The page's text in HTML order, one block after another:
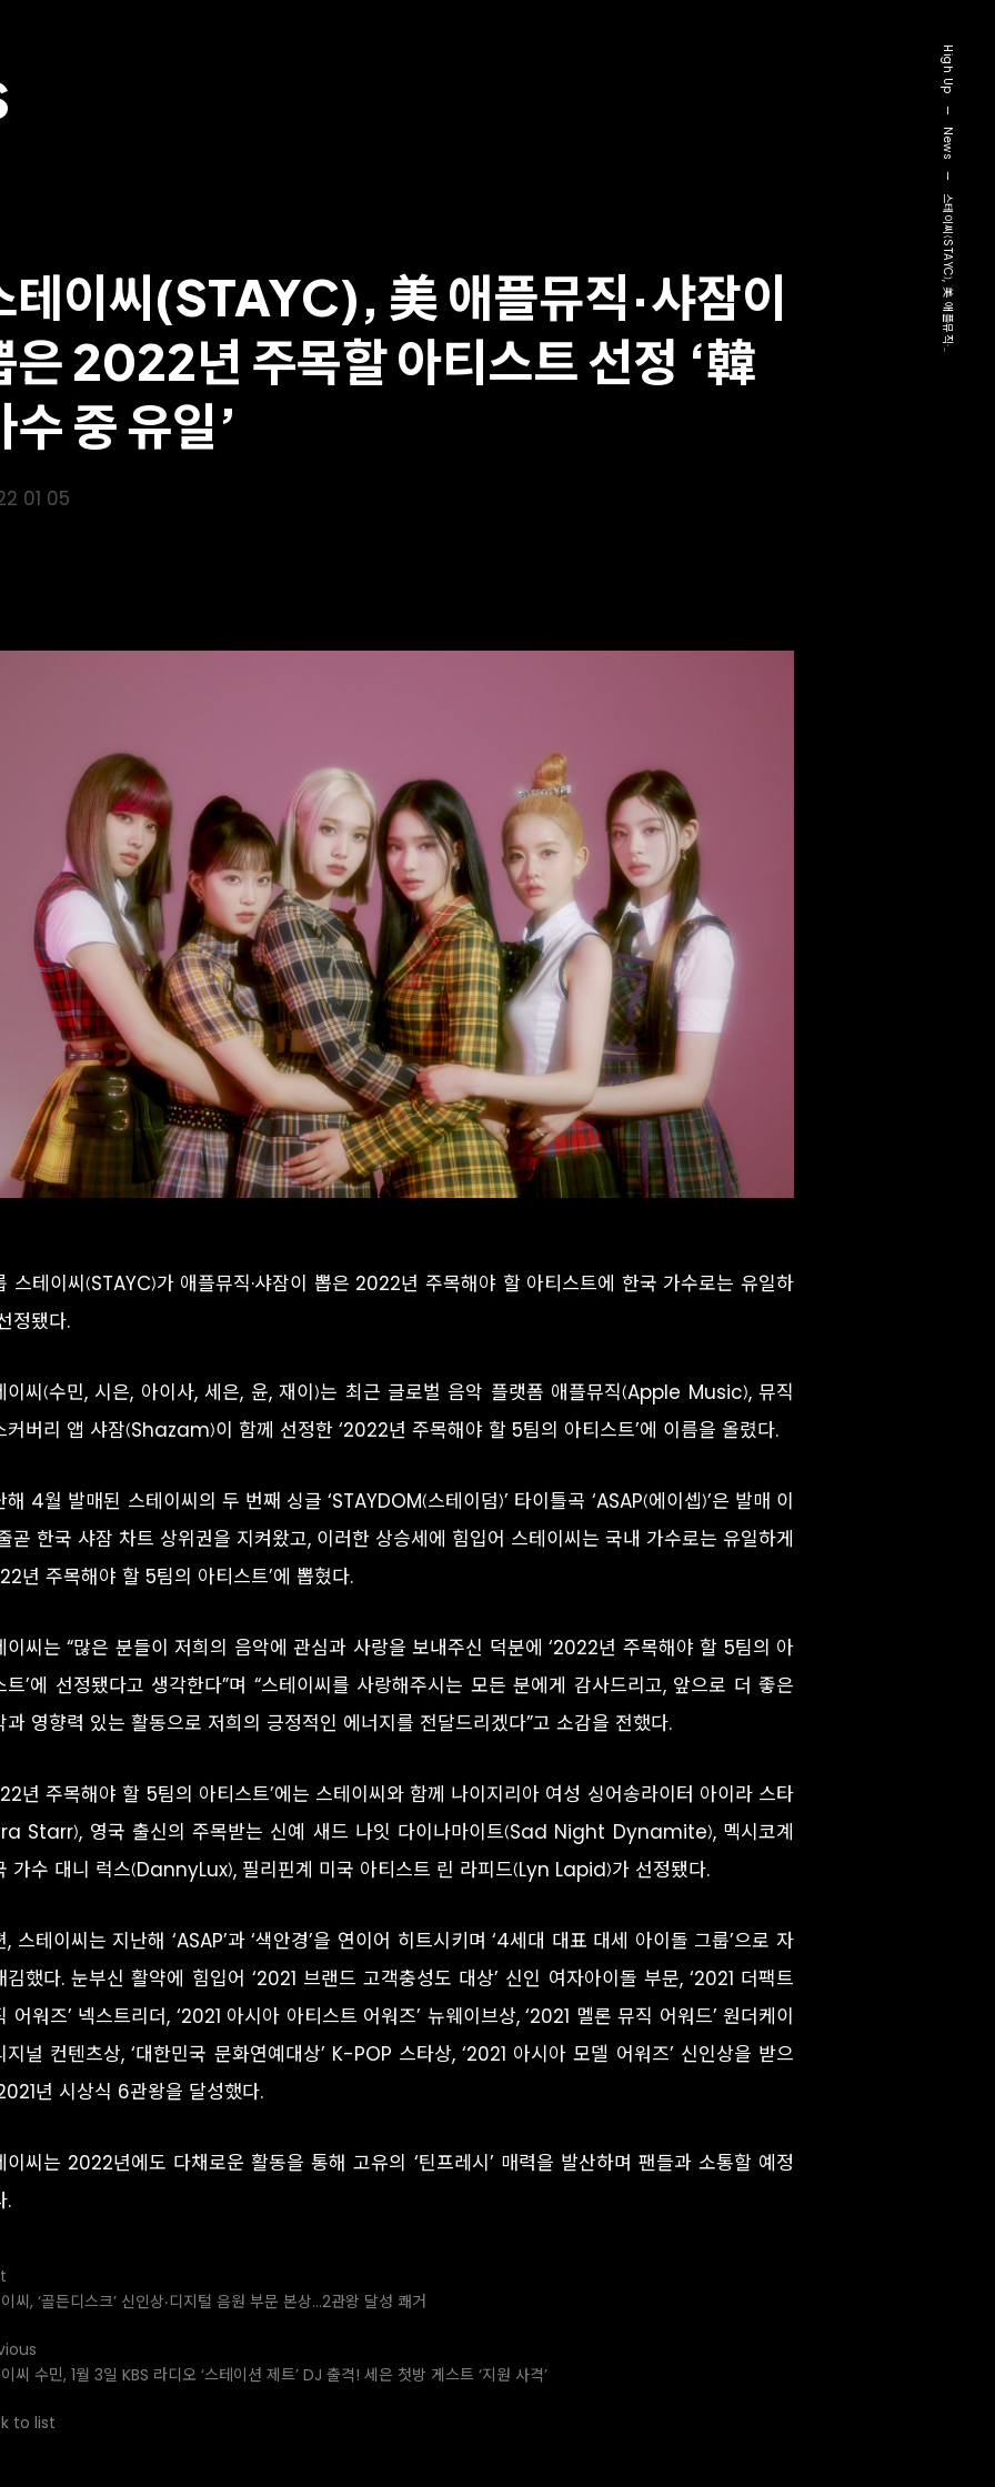
테이씨(STAYC), 美 애플뮤직·샤잠이
은 2022년 주목할 아티스트 선정 ‘韓
수 중 유일’
01 05
스테이씨(STAYC)가 애플뮤직·샤잠이 뽑은 2022년 주목해야 할 아티스트에 한국 가수로는 유일하
정됐다.
이씨(수민, 시은, 아이사, 세은, 윤, 재이)는 최근 글로벌 음악 플랫폼 애플뮤직(Apple Music), 뮤직
커버리 앱 샤잠(Shazam)이 함께 선정한 ‘2022년 주목해야 할 5팀의 아티스트’에 이름을 올렸다.
해 4월 발매된 스테이씨의 두 번째 싱글 ‘STAYDOM(스테이덤)’ 타이틀곡 ‘ASAP(에이셉)’은 발매 이
곧 한국 샤잠 차트 상위권을 지켜왔고, 이러한 상승세에 힘입어 스테이씨는 국내 가수로는 유일하게
년 주목해야 할 5팀의 아티스트’에 뽑혔다.
이씨는 “많은 분들이 저희의 음악에 관심과 사랑을 보내주신 덕분에 ‘2022년 주목해야 할 5팀의 아
트’에 선정됐다고 생각한다”며 “스테이씨를 사랑해주시는 모든 분에게 감사드리고, 앞으로 더 좋은
과 영향력 있는 활동으로 저희의 긍정적인 에너지를 전달드리겠다”고 소감을 전했다.
년 주목해야 할 5팀의 아티스트’에는 스테이씨와 함께 나이지리아 여성 싱어송라이터 아이라 스타
Starr), 영국 출신의 주목받는 신예 새드 나잇 다이나마이트(Sad Night Dynamite), 멕시코계
가수 대니 럭스(DannyLux), 필리핀계 미국 아티스트 린 라피드(Lyn Lapid)가 선정됐다.
, 스테이씨는 지난해 ‘ASAP’과 ‘색안경’을 연이어 히트시키며 ‘4세대 대표 대세 아이돌 그룹’으로 자
김했다. 눈부신 활약에 힘입어 ‘2021 브랜드 고객충성도 대상’ 신인 여자아이돌 부문, ‘2021 더팩트
어워즈’ 넥스트리더, ‘2021 아시아 아티스트 어워즈’ 뉴웨이브상, ‘2021 멜론 뮤직 어워드’ 원더케이
지널 컨텐츠상, ‘대한민국 문화연예대상’ K-POP 스타상, ‘2021 아시아 모델 어워즈’ 신인상을 받으
년 시상식 6관왕을 달성했다.
이씨는 2022년에도 다채로운 활동을 통해 고유의 ‘틴프레시’ 매력을 발산하며 팬들과 소통할 예정
.
씨, ‘골든디스크’ 신인상‧디지털 음원 부문 본상…2관왕 달성 쾌거
씨 수민, 1월 3일 KBS 라디오 ‘스테이션 제트’ DJ 출격! 세은 첫방 게스트 ‘지원 사격’
to list
High Up
—
News
스테이씨(STAYC), 美 애플뮤직·..